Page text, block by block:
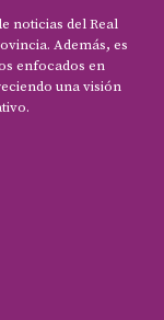
noticias del Real
Además, es
enfocados en
una visión